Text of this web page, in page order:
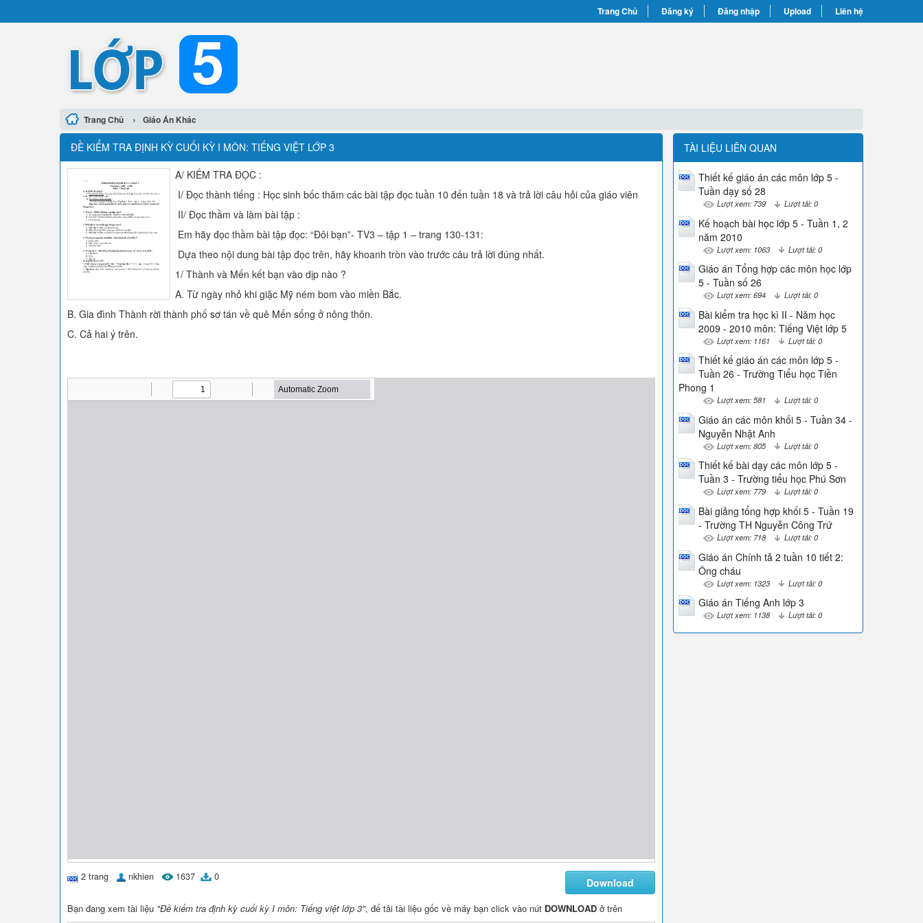
Trang Chủ Đăng ký Đăng nhập Upload Liên hệ
Trang Chủ › Giáo Án Khác
ĐỀ KIỂM TRA ĐỊNH KỲ CUỐI KỲ I MÔN: TIẾNG VIỆT LỚP 3
A/ KIỂM TRA ĐỌC :
I/ Đọc thành tiếng : Học sinh bốc thăm các bài tập đọc tuần 10 đến tuần 18 và trả lời câu hỏi của giáo viên
II/ Đọc thầm và làm bài tập :
Em hãy đọc thầm bài tập đọc: “Đôi bạn”- TV3 – tập 1 – trang 130-131:
Dựa theo nội dung bài tập đọc trên, hãy khoanh tròn vào trước câu trả lời đúng nhất.
1/ Thành và Mến kết bạn vào dịp nào ?
A. Từ ngày nhỏ khi giặc Mỹ ném bom vào miền Bắc.
B. Gia đình Thành rời thành phố sơ tán về quê Mến sống ở nông thôn.
C. Cả hai ý trên.
2 trang nkhien 1637 0 Download
Bạn đang xem tài liệu "Đề kiểm tra định kỳ cuối kỳ I môn: Tiếng việt lớp 3", để tải tài liệu gốc về máy bạn click vào nút DOWNLOAD ở trên
TÀI LIỆU LIÊN QUAN
Thiết kế giáo án các môn lớp 5 -
Tuần dạy số 28
Lượt xem: 739 Lượt tải: 0
Kế hoạch bài học lớp 5 - Tuần 1, 2
năm 2010
Lượt xem: 1063 Lượt tải: 0
Giáo án Tổng hợp các môn học lớp
5 - Tuần số 26
Lượt xem: 694 Lượt tải: 0
Bài kiểm tra học kì II - Năm học
2009 - 2010 môn: Tiếng Việt lớp 5
Lượt xem: 1161 Lượt tải: 0
Thiết kế giáo án các môn lớp 5 -
Tuần 26 - Trường Tiểu học Tiền
Phong 1
Lượt xem: 581 Lượt tải: 0
Giáo án các môn khối 5 - Tuần 34 -
Nguyễn Nhật Anh
Lượt xem: 805 Lượt tải: 0
Thiết kế bài dạy các môn lớp 5 -
Tuần 3 - Trường tiểu học Phú Sơn
Lượt xem: 779 Lượt tải: 0
Bài giảng tổng hợp khối 5 - Tuần 19
- Trường TH Nguyễn Công Trứ
Lượt xem: 718 Lượt tải: 0
Giáo án Chính tả 2 tuần 10 tiết 2:
Ông cháu
Lượt xem: 1323 Lượt tải: 0
Giáo án Tiếng Anh lớp 3
Lượt xem: 1138 Lượt tải: 0